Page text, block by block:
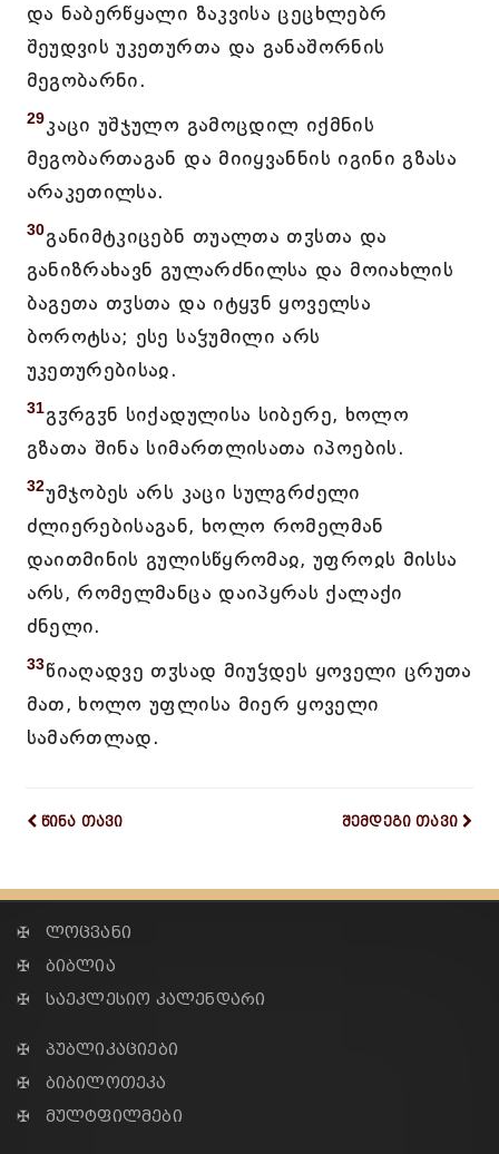
და ნაბერწყალი ზაკვისა ცეცხლებრ
შეუდვის უკეთურთა და განაშორნის
მეგობარნი.
29კაცი უშჯულო გამოცდილ იქმნის
მეგობართაგან და მიიყვანნის იგინი გზასა
არაკეთილსა.
30განიმტკიცებნ თუალთა თჳსთა და
განიზრახავნ გულარძნილსა და მოიახლის
ბაგეთა თჳსთა და იტყჳნ ყოველსა
ბოროტსა; ესე საჴუმილი არს
უკეთურებისაჲ.
31გჳრგჳნ სიქადულისა სიბერე, ხოლო
გზათა შინა სიმართლისათა იპოების.
32უმჯობეს არს კაცი სულგრძელი
ძლიერებისაგან, ხოლო რომელმან
დაითმინის გულისწყრომაჲ, უფროჲს მისსა
არს, რომელმანცა დაიპყრას ქალაქი
ძნელი.
33წიაღადვე თჳსად მიუჴდეს ყოველი ცრუთა
მათ, ხოლო უფლისა მიერ ყოველი
სამართლად.
წინა თავი შემდეგი თავი
✠ ლოცვანი
✠ ბიბლია
✠ საეკლესიო კალენდარი
✠ პუბლიკაციები
✠ ბიბილოთეკა
✠ მულტფილმები